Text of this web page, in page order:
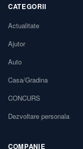
CATEGORII
Actualitate
Ajutor
Auto
Casa/Gradina
CONCURS
Dezvoltare personala
COMPANIE